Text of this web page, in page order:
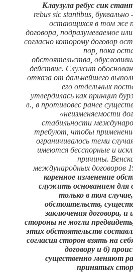
Клаузула ребус сик
rebus sic stantibus,
остающихся в том же
договора, подразумеваемое
согласно которому договор
пор, пока
обстоятельства,
действие. Служит
отказа от дальнейшего
его отдельных
утвердилась как принцип
в., в противовес ранее
«неизменяемости
стабильности
требуют, чтобы
ограничивалось теми
имеются бесспорные и
причины.
международных договоров
коренное изменение
служить основанием для
только в том
обстоятельств,
заключения договора,
стороны не могли
этих обстоятельств
согласия сторон взять на
договору и б)
существенно меняют
принятых